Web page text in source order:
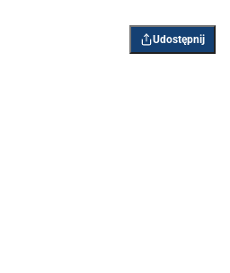
Udostępnij